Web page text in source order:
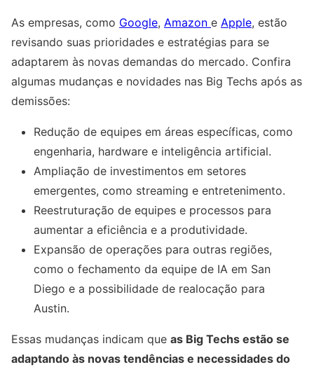
As empresas, como Google, Amazon e Apple, estão
revisando suas prioridades e estratégias para se
adaptarem às novas demandas do mercado. Confira
algumas mudanças e novidades nas Big Techs após as
demissões:
Redução de equipes em áreas específicas, como
engenharia, hardware e inteligência artificial.
Ampliação de investimentos em setores
emergentes, como streaming e entretenimento.
Reestruturação de equipes e processos para
aumentar a eficiência e a produtividade.
Expansão de operações para outras regiões,
como o fechamento da equipe de IA em San
Diego e a possibilidade de realocação para
Austin.
Essas mudanças indicam que as Big Techs estão se
adaptando às novas tendências e necessidades do